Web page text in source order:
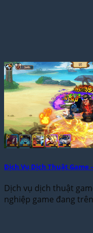
Dịch Vụ Dịch Thuật Game
Dịch vụ dịch thuật
nghiệp game đang